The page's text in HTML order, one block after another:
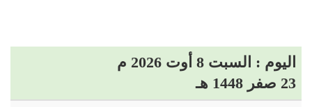
اليوم : السبت 8 أوت 2026 م
23 صفر 1448 هـ